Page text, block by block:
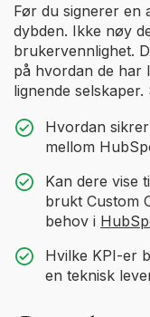
Før du signerer en
dybden. Ikke nøy
brukervennlighet.
på hvordan de har
lignende
Hvordan
mellom
Kan dere vise
brukt Custom
behov i
Hvilke KPI-er
en teknisk